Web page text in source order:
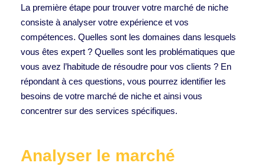
La première étape pour trouver votre marché de niche
consiste à analyser votre expérience et vos
compétences. Quelles sont les domaines dans lesquels
vous êtes expert ? Quelles sont les problématiques que
vous avez l’habitude de résoudre pour vos clients ? En
répondant à ces questions, vous pourrez identifier les
besoins de votre marché de niche et ainsi vous
concentrer sur des services spécifiques.
Analyser le marché